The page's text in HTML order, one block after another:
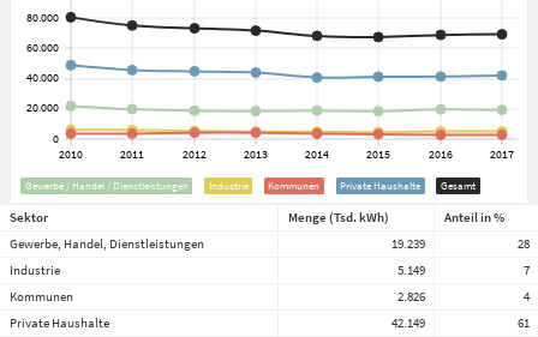
Gewerbe / Handel / Dienstleistungen Industrie Kommunen Private Haushalte Gesamt
Sektor Menge (Tsd. kWh)
Anteil in %
Gewerbe, Handel, Dienstleistungen
19.239
28
Industrie
5.149
7
Kommunen
2.826
4
Private Haushalte
42.149
61